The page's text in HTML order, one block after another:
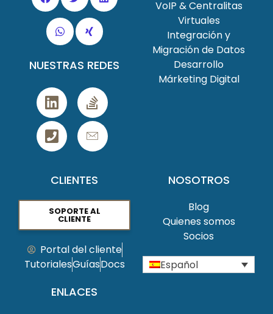
NUESTRAS REDES
VoIP & Centralitas
Virtuales
Integración y
Migración de Datos
Desarrollo
Márketing Digital
CLIENTES
SOPORTE AL
CLIENTE
Portal del cliente
TutorialesGuíasDocs
ENLACES
NOSOTROS
Blog
Quienes somos
Socios
Español